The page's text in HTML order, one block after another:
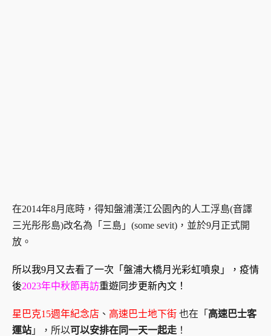
在2014年8月底時，得知盤浦漢江公園內的人工浮島(音譯
三光彤彤島)改名為「三島」(some sevit)，並於9月正式開
放。
所以我9月又去看了一次「盤浦大橋月光彩虹噴泉」，疫情
後2023年中秋節再訪重遊同步更新內文！
星巴克15週年紀念店 、 高速巴士地下街 也在「 高速巴士客
運站 」，所以可以安排在同一天一起走 ！